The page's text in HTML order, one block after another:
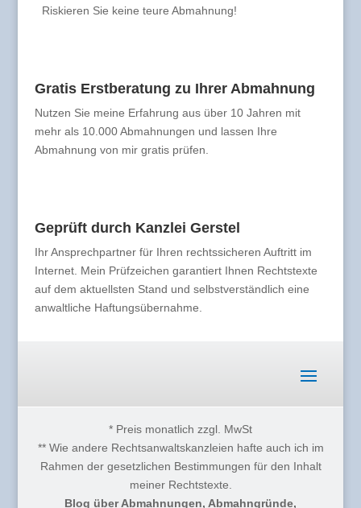
Riskieren Sie keine teure Abmahnung!
Gratis Erstberatung zu Ihrer Abmahnung
Nutzen Sie meine Erfahrung aus über 10 Jahren mit
mehr als 10.000 Abmahnungen und lassen Ihre
Abmahnung von mir gratis prüfen.
Geprüft durch Kanzlei Gerstel
Ihr Ansprechpartner für Ihren rechtssicheren Auftritt im
Internet. Mein Prüfzeichen garantiert Ihnen Rechtstexte
auf dem aktuellsten Stand und selbstverständlich eine
anwaltliche Haftungsübernahme.
* Preis monatlich zzgl. MwSt
** Wie andere Rechtsanwaltskanzleien hafte auch ich im
Rahmen der gesetzlichen Bestimmungen für den Inhalt
meiner Rechtstexte.
Blog über Abmahnungen, Abmahngründe,